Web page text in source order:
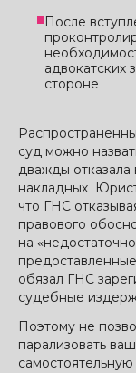
После
адвокатских
стороне.
суд можно
дважды отказала
накладных.
что ГНС
правового
на
обязал ГНС
судебные
Поэтому не
парализовать